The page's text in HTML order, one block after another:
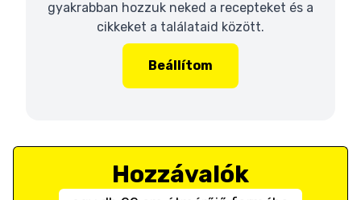
gyakrabban hozzuk neked a recepteket és a
cikkeket a találataid között.
Beállítom
Hozzávalók